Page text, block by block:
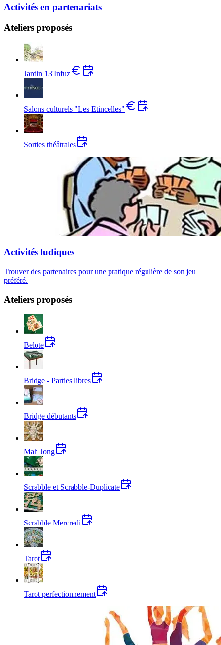
Activités en partenariats
Ateliers proposés
Jardin 13'Infuz
Salons culturels "Les Etincelles"
Sorties théâtrales
Activités ludiques
Trouver des partenaires pour une pratique régulière de son jeu
préféré.
Ateliers proposés
Belote
Bridge - Parties libres
Bridge débutants
Mah Jong
Scrabble et Scrabble-Duplicate
Scrabble Mercredi
Tarot
Tarot perfectionnement